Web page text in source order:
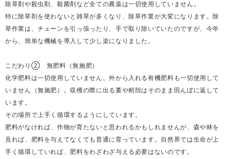
除草剤や殺虫剤、殺菌剤など全ての農薬は一切使用していません。
特に除草剤を使わないと雑草が多くなり、除草作業が大変になります。除
草作業は、チェーンを引っ張ったり、手で取り除いていたのですが、今年
から、簡単な機械を導入して少し楽になりました。
こだわり② 無肥料（無施肥）
化学肥料は一切使用していません。外から入れる有機肥料も一切使用して
いません（無施肥）。収穫の際に出る藁や籾殻はそのまま田んぼに返して
います。
その場所で上手く循環するようにしています。
肥料がなければ、作物が育たないと思われるかもしれませんが、森や林を
見れば、肥料を与えてなくても普通に育っています。自然界では生命が上
手く循環していれば、肥料をわざわざ与える必要はないのです。